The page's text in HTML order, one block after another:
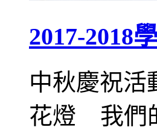
2017-2018
中秋慶祝
花燈 我們